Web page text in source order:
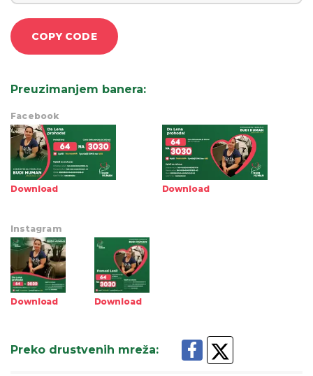
COPY CODE
Preuzimanjem banera:
Facebook
Download Download
Instagram
Download Download
Preko drustvenih mreža: